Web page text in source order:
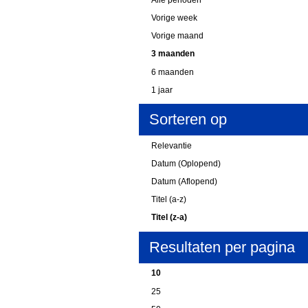
Vorige week
Vorige maand
3 maanden
6 maanden
1 jaar
Sorteren op
Relevantie
Datum (Oplopend)
Datum (Aflopend)
Titel (a-z)
Titel (z-a)
Resultaten per pagina
10
25